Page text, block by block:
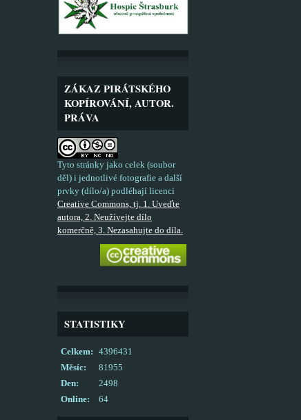
ZÁKAZ PIRÁTSKÉHO
KOPÍROVÁNÍ, AUTOR.
PRÁVA
Tyto stránky jako celek (soubor
děl) i jednotlivé fotografie a další
prvky (dílo/a) podléhají licenci
Creative Commons, tj. 1. Uveďte
autora, 2. Neužívejte dílo
komerčně, 3. Nezasahujte do díla.
STATISTIKY
Online: 64
Celkem:
4396431
Měsíc:
81955
Den:
2498